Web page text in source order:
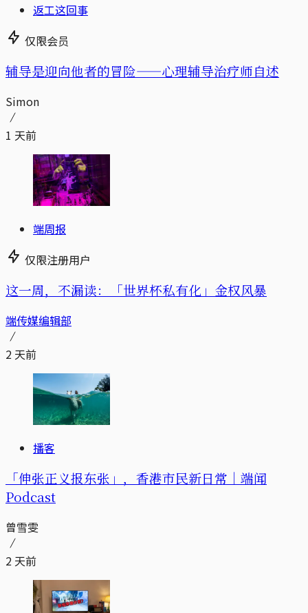
返工这回事
仅限会员
辅导是迎向他者的冒险——心理辅导治疗师自述
Simon
1 天前
端周报
仅限注册用户
这一周，不漏读：「世界杯私有化」金权风暴
端传媒编辑部
2 天前
播客
「伸张正义报东张」，香港市民新日常｜端闻
Podcast
曾雪雯
2 天前